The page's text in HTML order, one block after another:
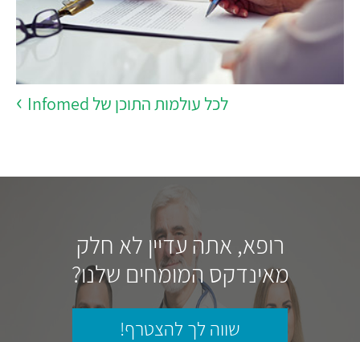
לכל עולמות התוכן של Infomed
רופא, אתה עדיין לא חלק
מאינדקס המומחים שלנו?
שווה לך להצטרף!